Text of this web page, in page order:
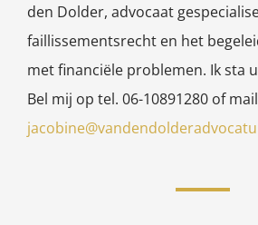
den Dolder, advocaat
faillissementsrecht en het
met financiële problemen. Ik sta
Bel mij op tel. 06-10891280 of